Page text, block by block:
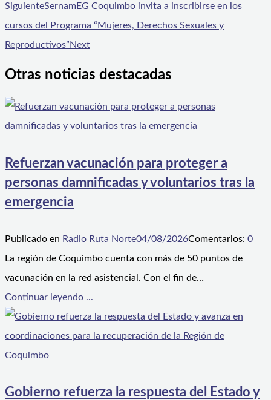
SiguienteSernamEG Coquimbo invita a inscribirse en los
cursos del Programa “Mujeres, Derechos Sexuales y
Reproductivos”Next
Otras noticias destacadas
Refuerzan vacunación para proteger a
personas damnificadas y voluntarios tras la
emergencia
Publicado en Radio Ruta Norte04/08/2026Comentarios: 0
La región de Coquimbo cuenta con más de 50 puntos de
vacunación en la red asistencial. Con el fin de…
Continuar leyendo ...
Gobierno refuerza la respuesta del Estado y